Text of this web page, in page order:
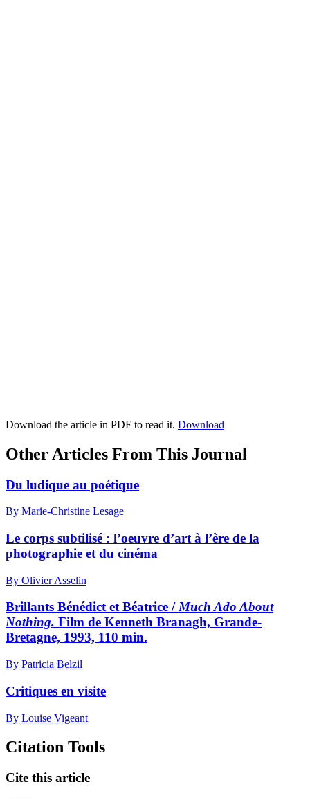
Download the article in PDF to read it. Download
Other Articles From This Journal
Du ludique au poétique
By Marie-Christine Lesage
Le corps subtilisé : l’oeuvre d’art à l’ère de la
photographie et du cinéma
By Olivier Asselin
Brillants Bénédict et Béatrice /Much Ado About
Nothing. Film de Kenneth Branagh, Grande-
Bretagne, 1993, 110 min.
By Patricia Belzil
Critiques en visite
By Louise Vigeant
Citation Tools
Cite this article